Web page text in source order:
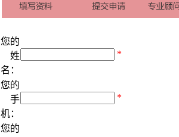
您的
姓
名：
*
您的
手
机：
*
您的